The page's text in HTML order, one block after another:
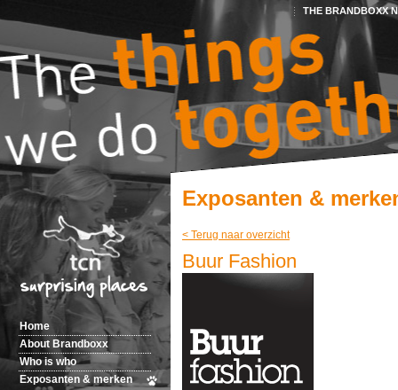
THE BRANDBOXX
Home
About Brandboxx
Who is who
Exposanten & merken
Exposanten &
< Terug naar overzicht
Buur Fashion